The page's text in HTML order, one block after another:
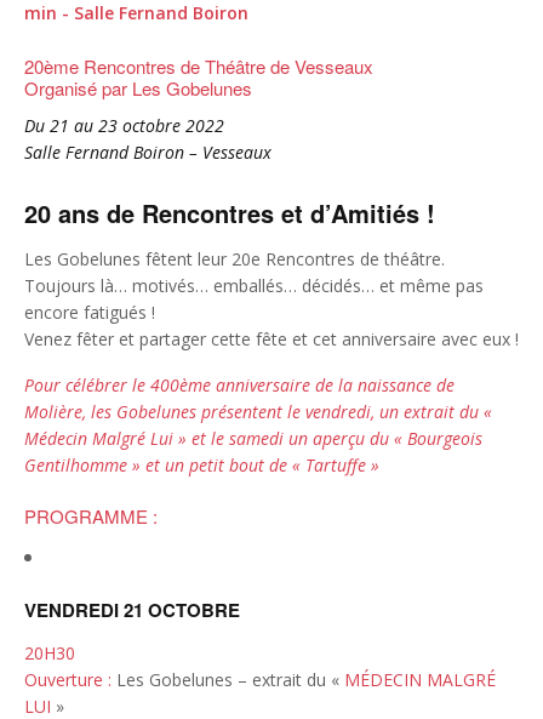
min - Salle Fernand Boiron
20ème Rencontres de Théâtre de Vesseaux
Organisé par Les Gobelunes
Du 21 au 23 octobre 2022
Salle Fernand Boiron – Vesseaux
20 ans de Rencontres et d’Amitiés !
Les Gobelunes fêtent leur 20e Rencontres de théâtre.
Toujours là… motivés… emballés… décidés… et même pas
encore fatigués !
Venez fêter et partager cette fête et cet anniversaire avec eux !
Pour célébrer le 400ème anniversaire de la naissance de
Molière, les Gobelunes présentent le vendredi, un extrait du «
Médecin Malgré Lui » et le samedi un aperçu du « Bourgeois
Gentilhomme » et un petit bout de « Tartuffe »
PROGRAMME :
VENDREDI 21 OCTOBRE
20H30
Ouverture : Les Gobelunes – extrait du « MÉDECIN MALGRÉ
LUI »